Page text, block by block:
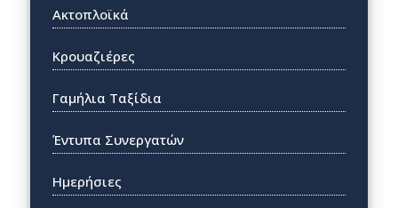
Ακτοπλοϊκά
Κρουαζιέρες
Γαμήλια Ταξίδια
Έντυπα Συνεργατών
Ημερήσιες